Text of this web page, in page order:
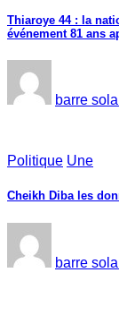
Thiaroye 44 : la
événement 81 ans
barre
Politique Une
Cheikh Diba les
barre